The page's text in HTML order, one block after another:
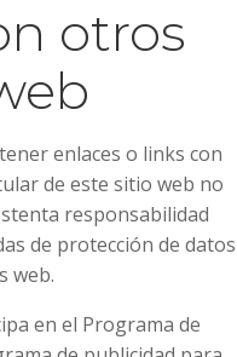
otros
enlaces o links con
de este sitio web no
responsabilidad
de protección de datos
web.
en el Programa de